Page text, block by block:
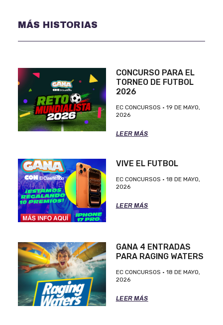
MÁS HISTORIAS
CONCURSO PARA EL
TORNEO DE FUTBOL
2026
EC CONCURSOS
19 DE MAYO,
2026
LEER MÁS
VIVE EL FUTBOL
EC CONCURSOS
18 DE MAYO,
2026
LEER MÁS
GANA 4 ENTRADAS
PARA RAGING WATERS
EC CONCURSOS
18 DE MAYO,
2026
LEER MÁS